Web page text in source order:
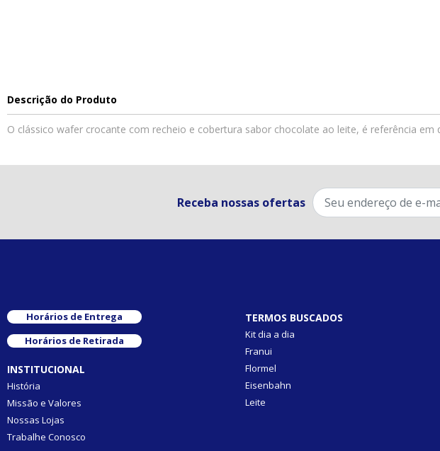
Descrição do Produto
O clássico wafer crocante com recheio e cobertura sabor chocolate ao leite, é referência
Receba nossas ofertas
Horários de Entrega
Horários de Retirada
INSTITUCIONAL
História
Missão e Valores
Nossas Lojas
Trabalhe Conosco
TERMOS BUSCADOS
Kit dia a dia
Franui
Flormel
Eisenbahn
Leite